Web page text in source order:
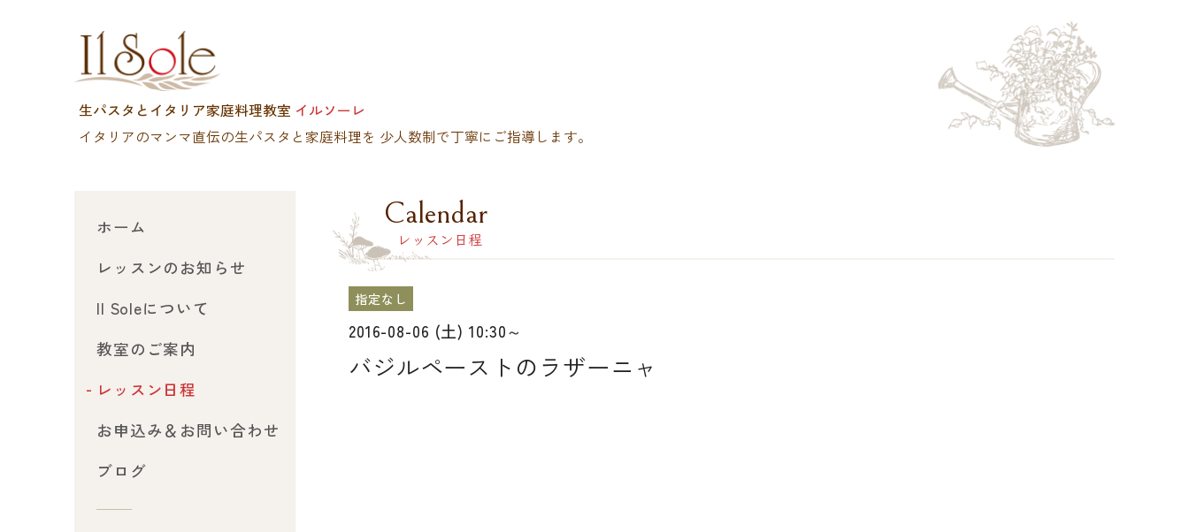
生パスタとイタリア家庭料理教室 イルソーレ
イタリアのマンマ直伝の生パスタと家庭料理を 少人数制で丁寧にご指導します。
ホーム
レッスンのお知らせ
Il Soleについて
教室のご案内
レッスン日程
お申込み＆お問い合わせ
ブログ
Calendar
レッスン日程
指定なし
2016-08-06 (土) 10:30～
バジルペーストのラザーニャ